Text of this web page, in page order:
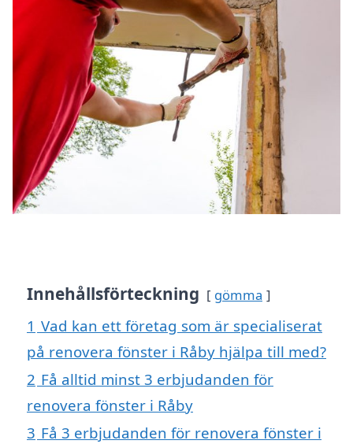
Innehållsförteckning gömma
1 Vad kan ett företag som är specialiserat
på renovera fönster i Råby hjälpa till med?
2 Få alltid minst 3 erbjudanden för
renovera fönster i Råby
3 Få 3 erbjudanden för renovera fönster i